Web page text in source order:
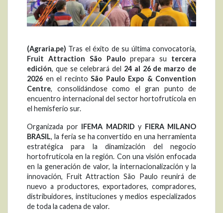
(Agraria.pe) Tras el éxito de su última convocatoria,
Fruit Attraction São Paulo prepara su tercera
edición, que se celebrará del 24 al 26 de marzo de
2026 en el recinto São Paulo Expo & Convention
Centre, consolidándose como el gran punto de
encuentro internacional del sector hortofrutícola en
el hemisferio sur.
Organizada por IFEMA MADRID y FIERA MILANO
BRASIL, la feria se ha convertido en una herramienta
estratégica para la dinamización del negocio
hortofrutícola en la región. Con una visión enfocada
en la generación de valor, la internacionalización y la
innovación, Fruit Attraction São Paulo reunirá de
nuevo a productores, exportadores, compradores,
distribuidores, instituciones y medios especializados
de toda la cadena de valor.